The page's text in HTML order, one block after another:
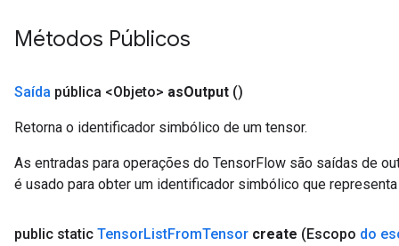
Métodos Públicos
Saída pública <Objeto> asOutput ()
Retorna o identificador simbólico de um tensor.
As entradas para operações do TensorFlow são saídas de
é usado para obter um identificador simbólico que
public static TensorListFromTensor create (Escopo do